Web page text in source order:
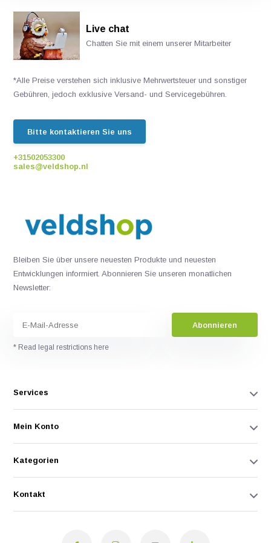
Live chat
Chatten Sie mit einem unserer Mitarbeiter
*Alle Preise verstehen sich inklusive Mehrwertsteuer und sonstiger
Gebühren, jedoch exklusive Versand- und Servicegebühren.
Bitte kontaktieren Sie uns
+31502053300
sales@veldshop.nl
Bleiben Sie über unsere neuesten Produkte und neuesten
Entwicklungen informiert. Abonnieren Sie unseren monatlichen
Newsletter:
Abonnieren
* Read legal restrictions here
Services
Mein Konto
Kategorien
Kontakt